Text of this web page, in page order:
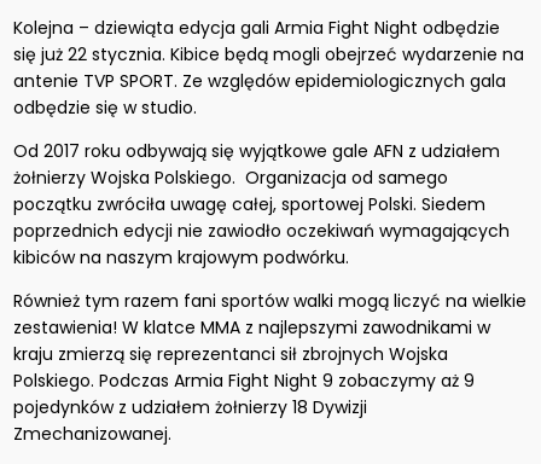
Kolejna – dziewiąta edycja gali Armia Fight Night odbędzie
się już 22 stycznia. Kibice będą mogli obejrzeć wydarzenie na
antenie TVP SPORT. Ze względów epidemiologicznych gala
odbędzie się w studio.
Od 2017 roku odbywają się wyjątkowe gale AFN z udziałem
żołnierzy Wojska Polskiego. Organizacja od samego
początku zwróciła uwagę całej, sportowej Polski. Siedem
poprzednich edycji nie zawiodło oczekiwań wymagających
kibiców na naszym krajowym podwórku.
Również tym razem fani sportów walki mogą liczyć na wielkie
zestawienia! W klatce MMA z najlepszymi zawodnikami w
kraju zmierzą się reprezentanci sił zbrojnych Wojska
Polskiego. Podczas Armia Fight Night 9 zobaczymy aż 9
pojedynków z udziałem żołnierzy 18 Dywizji
Zmechanizowanej.